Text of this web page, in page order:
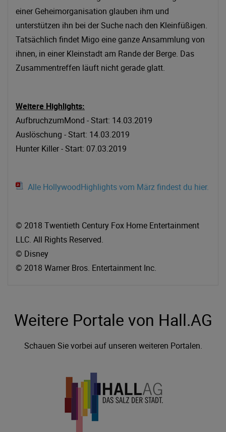
einer Geheimorganisation glauben ihm und
unterstützen ihn bei der Suche nach den Kleinfüßigen.
Tatsächlich findet Migo eine ganze Ansammlung von
ihnen, in einer Kleinstadt am Rande der Berge. Das
Zusammentreffen läuft nicht gerade glatt.
Weitere Highlights:
AufbruchzumMond - Start: 14.03.2019
Auslöschung - Start: 14.03.2019
Hunter Killer - Start: 07.03.2019
Alle HollywoodHighlights vom März findest du hier.
© 2018 Twentieth Century Fox Home Entertainment
LLC. All Rights Reserved.
© Disney
© 2018 Warner Bros. Entertainment Inc.
Weitere Portale von Hall.AG
Schauen Sie vorbei auf unseren weiteren Portalen.